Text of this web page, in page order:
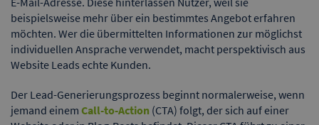
beispielsweise mehr über ein bestimmtes Angebot erfahren
möchten. Wer die übermittelten Informationen zur möglichst
individuellen Ansprache verwendet, macht perspektivisch aus
Website Leads echte Kunden.
Der Lead-Generierungsprozess beginnt normalerweise, wenn
jemand einem Call-to-Action (CTA) folgt, der sich auf einer